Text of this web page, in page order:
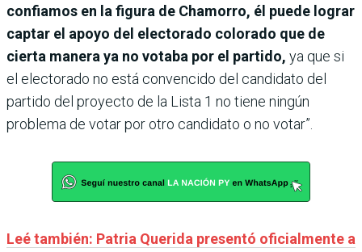
confiamos en la figura de Chamorro, él puede lograr
captar el apoyo del electorado colorado que de
cierta manera ya no votaba por el partido, ya que si
el electorado no está convencido del candidato del
partido del proyecto de la Lista 1 no tiene ningún
problema de votar por otro candidato o no votar”.
Leé también: Patria Querida presentó oficialmente a